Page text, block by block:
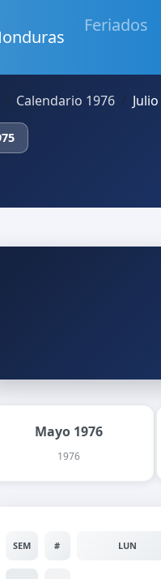
Feriados
Calendario 1976
Mayo 1976
1976
SEM # LUN